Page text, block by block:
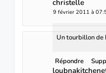
christelle
9 février 2011 à
Un tourbillon de
Répondre